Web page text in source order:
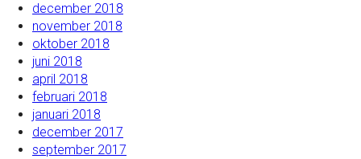
december 2018
november 2018
oktober 2018
juni 2018
april 2018
februari 2018
januari 2018
december 2017
september 2017